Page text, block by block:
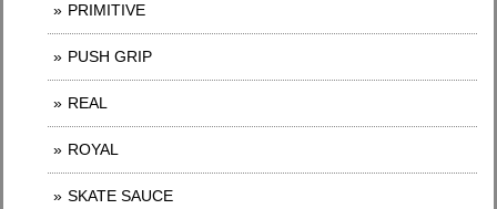
PRIMITIVE
PUSH GRIP
REAL
ROYAL
SKATE SAUCE